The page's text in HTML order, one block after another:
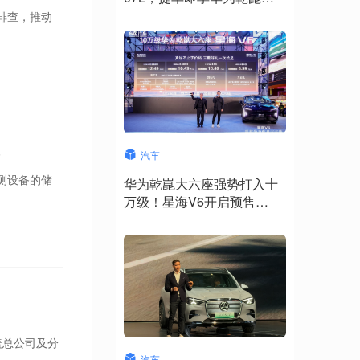
查，推动
设备的储
公司及分
汽车
华为乾崑大六座强势打入十
万级！星海V6开启预售